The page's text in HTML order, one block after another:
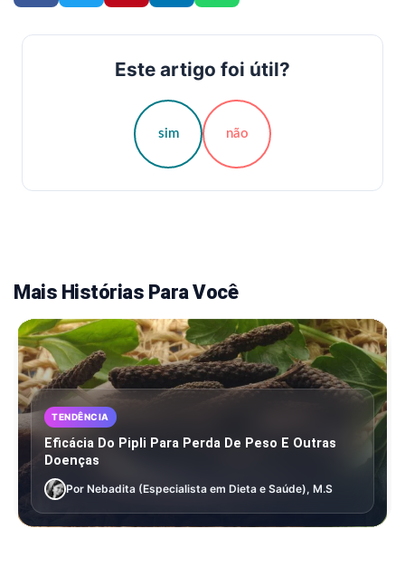
Este artigo foi útil?
sim não
Mais Histórias Para Você
TENDÊNCIA
Eficácia Do Pipli Para Perda De Peso E Outras
Doenças
Por Nebadita (Especialista em Dieta e Saúde), M.S